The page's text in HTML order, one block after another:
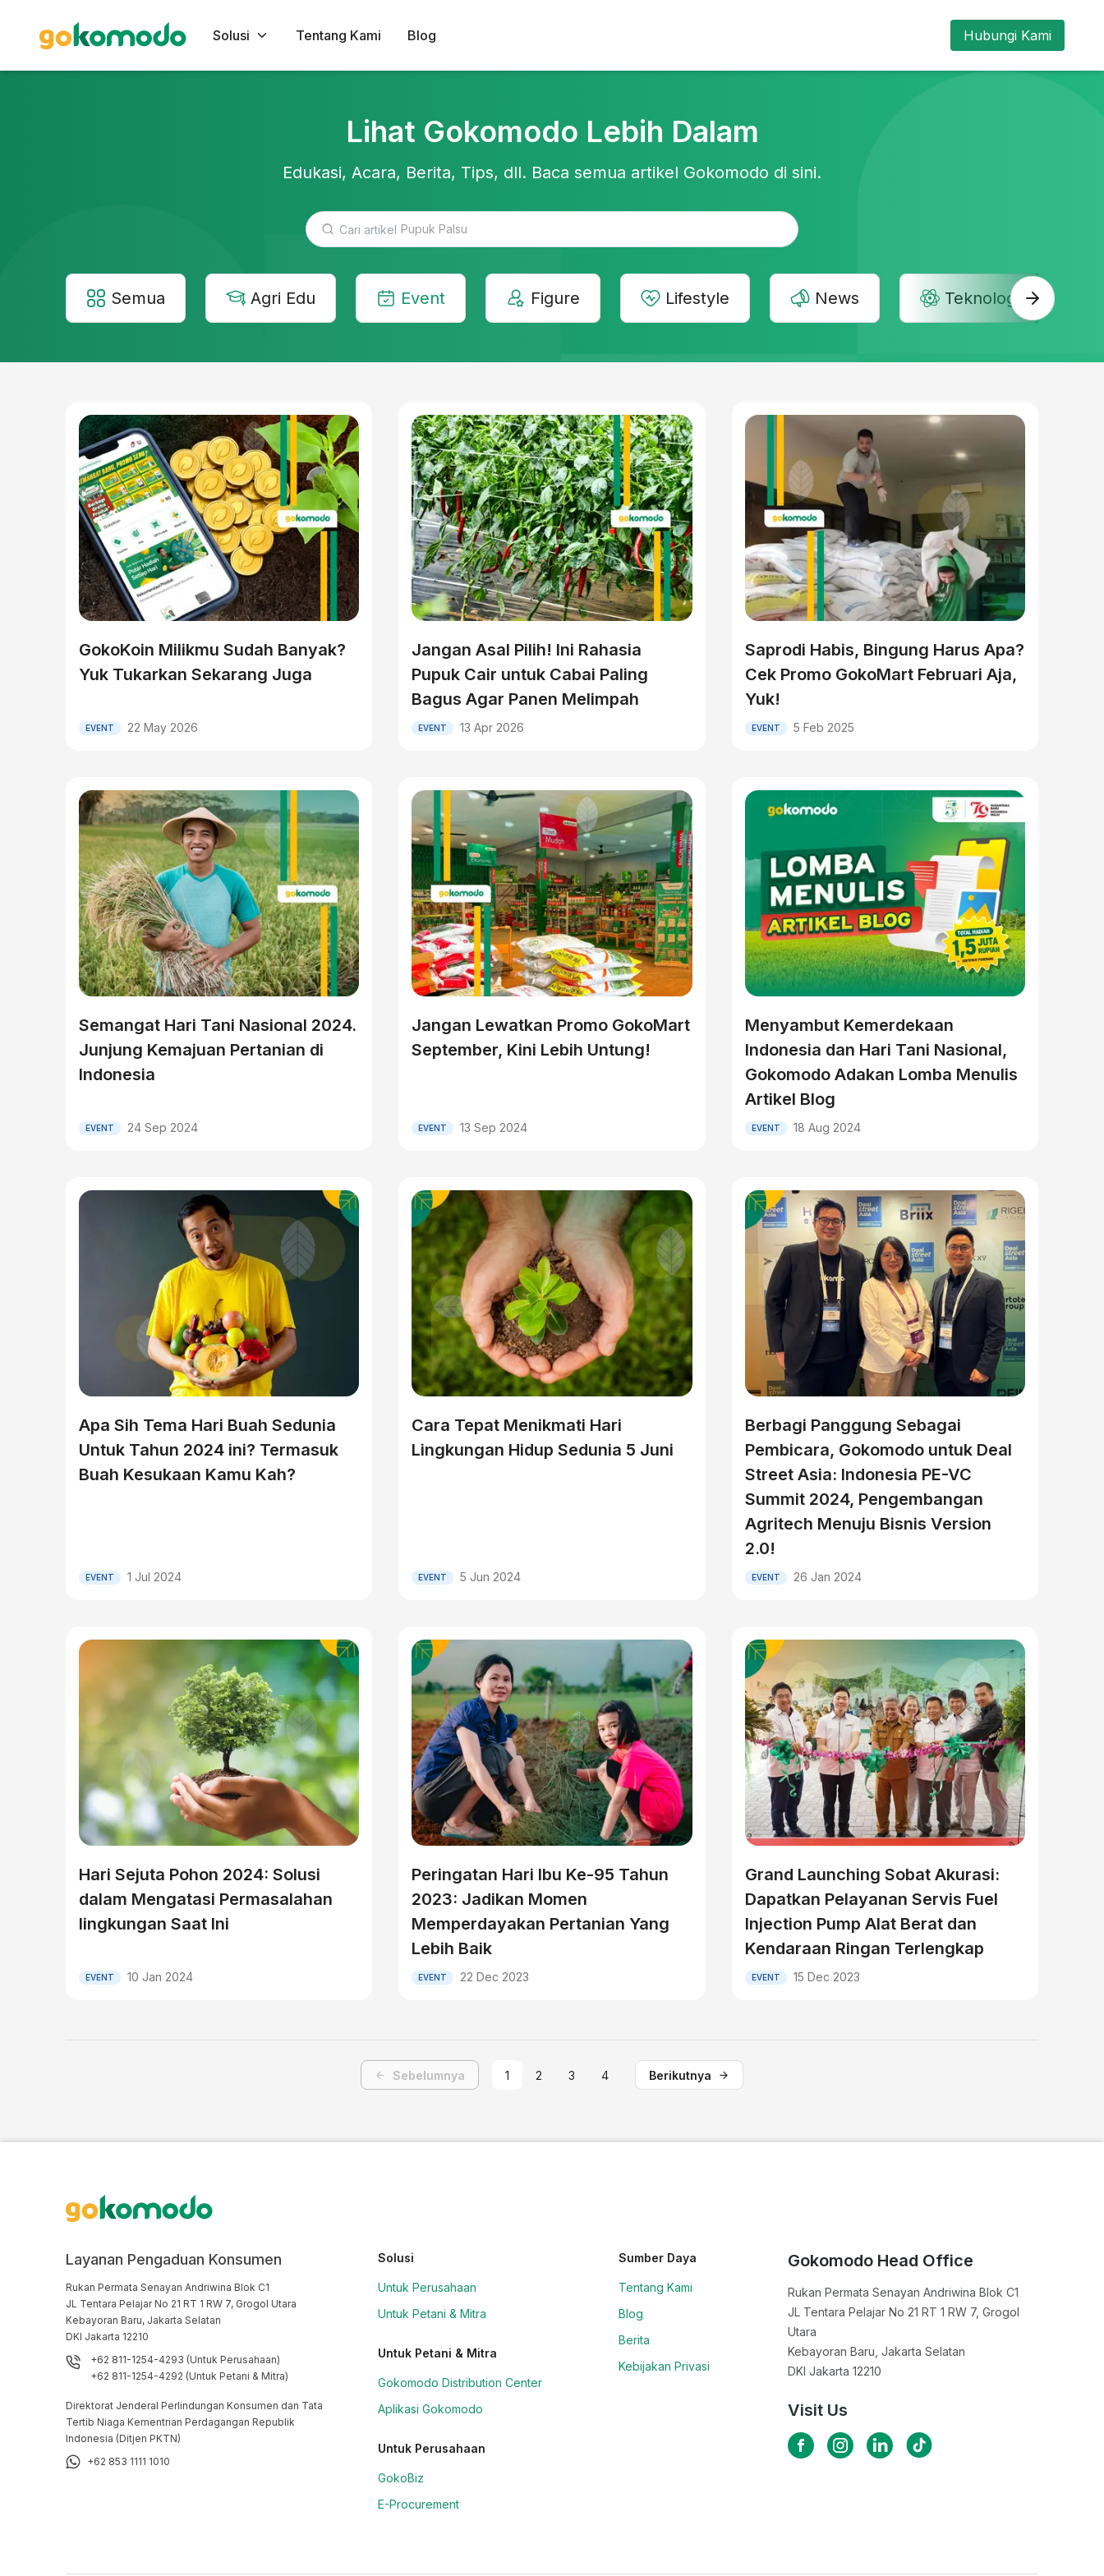
Solusi Tentang Kami Blog Hubungi Kami
Lihat Gokomodo Lebih Dalam
Edukasi, Acara, Berita, Tips, dll. Baca semua artikel Gokomodo di sini.
Teknologi Pertanian
Semua Agri Edu Event Figure Lifestyle News Teknologi
GokoKoin Milikmu Sudah Banyak?
Yuk Tukarkan Sekarang Juga
EVENT 22 May 2026
Jangan Asal Pilih! Ini Rahasia
Pupuk Cair untuk Cabai Paling
Bagus Agar Panen Melimpah
EVENT 13 Apr 2026
Saprodi Habis, Bingung Harus Apa?
Cek Promo GokoMart Februari Aja,
Yuk!
EVENT 5 Feb 2025
Semangat Hari Tani Nasional 2024.
Junjung Kemajuan Pertanian di
Indonesia
EVENT 24 Sep 2024
Jangan Lewatkan Promo GokoMart
September, Kini Lebih Untung!
EVENT 13 Sep 2024
Menyambut Kemerdekaan
Indonesia dan Hari Tani Nasional,
Gokomodo Adakan Lomba Menulis
Artikel Blog
EVENT 18 Aug 2024
Apa Sih Tema Hari Buah Sedunia
Untuk Tahun 2024 ini? Termasuk
Buah Kesukaan Kamu Kah?
EVENT 1 Jul 2024
Cara Tepat Menikmati Hari
Lingkungan Hidup Sedunia 5 Juni
EVENT 5 Jun 2024
Berbagi Panggung Sebagai
Pembicara, Gokomodo untuk Deal
Street Asia: Indonesia PE-VC
Summit 2024, Pengembangan
Agritech Menuju Bisnis Version
2.0!
EVENT 26 Jan 2024
Hari Sejuta Pohon 2024: Solusi
dalam Mengatasi Permasalahan
lingkungan Saat Ini
EVENT 10 Jan 2024
Peringatan Hari Ibu Ke-95 Tahun
2023: Jadikan Momen
Memperdayakan Pertanian Yang
Lebih Baik
EVENT 22 Dec 2023
Grand Launching Sobat Akurasi:
Dapatkan Pelayanan Servis Fuel
Injection Pump Alat Berat dan
Kendaraan Ringan Terlengkap
EVENT 15 Dec 2023
Sebelumnya 1 2 3 4 Berikutnya
Layanan Pengaduan Konsumen
Rukan Permata Senayan Andriwina Blok C1
JL Tentara Pelajar No 21 RT 1 RW 7, Grogol Utara
Kebayoran Baru, Jakarta Selatan
DKI Jakarta 12210
+62 811-1254-4293 (Untuk Perusahaan)
+62 811-1254-4292 (Untuk Petani & Mitra)
Direktorat Jenderal Perlindungan Konsumen dan Tata
Tertib Niaga Kementrian Perdagangan Republik
Indonesia (Ditjen PKTN)
+62 853 1111 1010
Solusi
Untuk Perusahaan
Untuk Petani & Mitra
Untuk Petani & Mitra
Gokomodo Distribution Center
Aplikasi Gokomodo
Untuk Perusahaan
GokoBiz
E-Procurement
Sumber Daya
Tentang Kami
Blog
Berita
Kebijakan Privasi
Gokomodo Head Office
Rukan Permata Senayan Andriwina Blok C1
JL Tentara Pelajar No 21 RT 1 RW 7, Grogol
Utara
Kebayoran Baru, Jakarta Selatan
DKI Jakarta 12210
Visit Us